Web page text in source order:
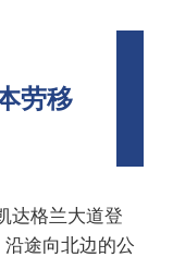
劳移
达格兰大道登
途向北边的公